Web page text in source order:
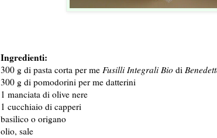
Ingredienti:
300 g di pasta corta per me Fusilli Integrali Bio di
300 g di pomodorini per me datterini
1 manciata di olive nere
1 cucchiaio di capperi
basilico o origano
olio, sale